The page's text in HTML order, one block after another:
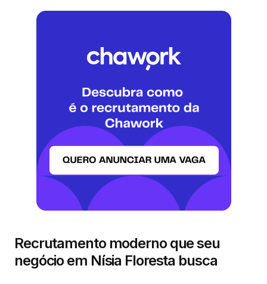
Recrutamento moderno que seu
negócio em Nísia Floresta busca